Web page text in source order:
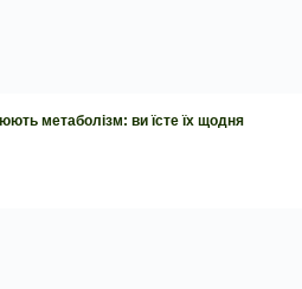
метаболізм: ви їсте їх щодня